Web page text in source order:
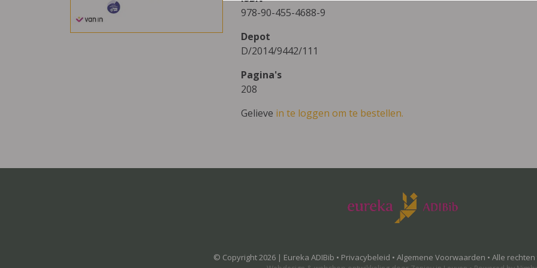
978-90-455-4688-9
Depot
D/2014/9442/111
Pagina's
208
Gelieve in te loggen om te bestellen.
© Copyright 2026 | Eureka ADIBib • Privacybeleid • Algemene Voorwaarden • Alle